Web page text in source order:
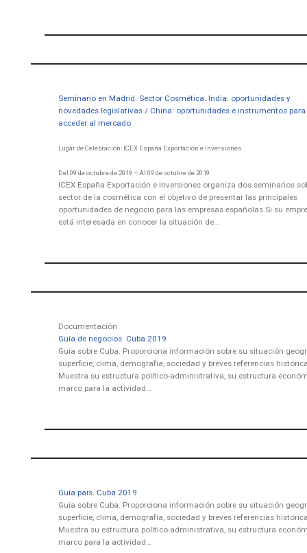
Seminario en Madrid. Sector Cosmética. India: oportunidades y
novedades legislativas / China: oportunidades e instrumentos para
acceder al mercado
Lugar de Celebración: ICEX España Exportación e Inversiones
Del 09 de octubre de 2019 – Al 09 de octubre de 2019
ICEX España Exportación e Inversiones organiza dos seminarios
sector de la cosmética con el objetivo de presentar las principales
oportunidades de negocio para las empresas españolas.Si su
está interesada en conocer la situación de…
Documentación
Guía de negocios. Cuba 2019
Guía sobre Cuba. Proporciona información sobre su situación
superficie, clima, demografía, sociedad y breves referencias
Muestra su estructura político-administrativa, su estructura
marco para la actividad…
Guía país. Cuba 2019
Guía sobre Cuba. Proporciona información sobre su situación
superficie, clima, demografía, sociedad y breves referencias
Muestra su estructura político-administrativa, su estructura
marco para la actividad…